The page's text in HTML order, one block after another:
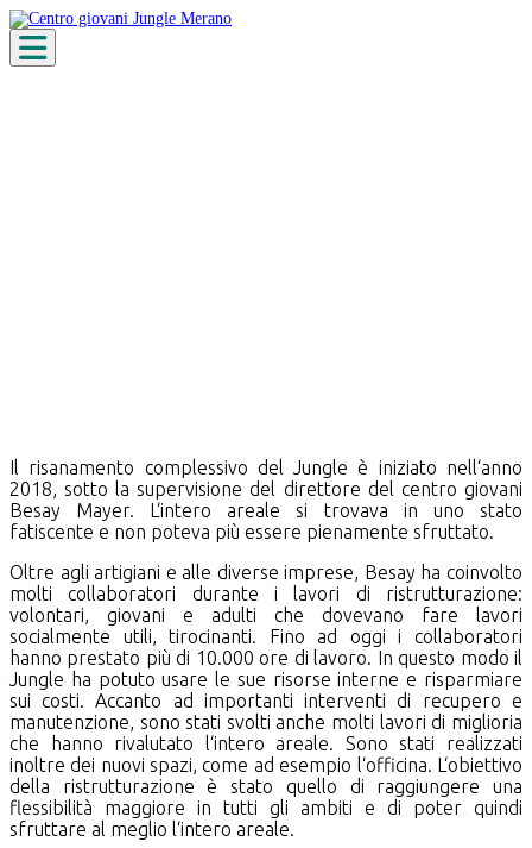
Toggle navigation
Il risanamento complessivo del Jungle è iniziato nell‘anno
2018, sotto la supervisione del direttore del centro giovani
Besay Mayer. L‘intero areale si trovava in uno stato
fatiscente e non poteva più essere pienamente sfruttato.
Oltre agli artigiani e alle diverse imprese, Besay ha coinvolto
molti collaboratori durante i lavori di ristrutturazione:
volontari, giovani e adulti che dovevano fare lavori
socialmente utili, tirocinanti. Fino ad oggi i collaboratori
hanno prestato più di 10.000 ore di lavoro. In questo modo il
Jungle ha potuto usare le sue risorse interne e risparmiare
sui costi. Accanto ad importanti interventi di recupero e
manutenzione, sono stati svolti anche molti lavori di miglioria
che hanno rivalutato l‘intero areale. Sono stati realizzati
inoltre dei nuovi spazi, come ad esempio l‘officina. L‘obiettivo
della ristrutturazione è stato quello di raggiungere una
flessibilità maggiore in tutti gli ambiti e di poter quindi
sfruttare al meglio l‘intero areale.